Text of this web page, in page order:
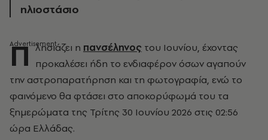
ηλιοστάσιο
Π λησιάζει η πανσέληνος του Ιουνίου, έχοντας
προκαλέσει ήδη το ενδιαφέρον όσων αγαπούν
την αστροπαρατήρηση και τη φωτογραφία, ενώ το
φαινόμενο θα φτάσει στο αποκορύφωμά του τα
ξημερώματα της Τρίτης 30 Ιουνίου 2026 στις 02:56
ώρα Ελλάδας.